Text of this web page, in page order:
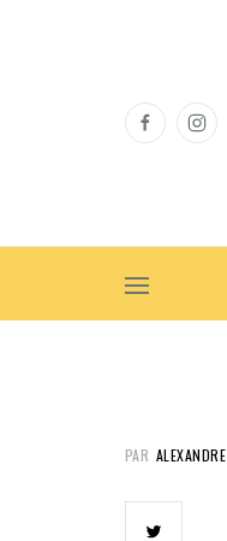
PAR ALEXANDRE